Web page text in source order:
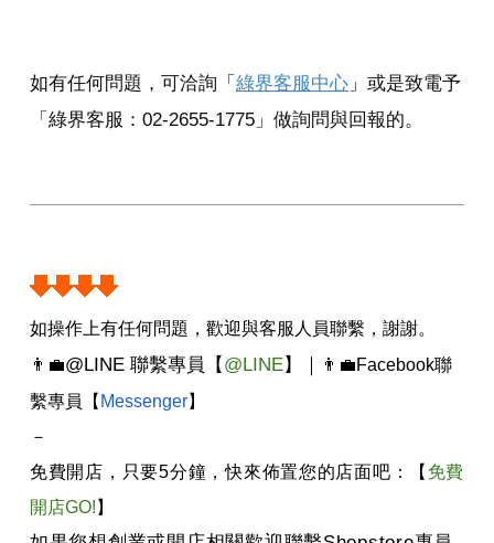
如有任何問題，可洽詢「 綠界客服中心 」或是致電予
「綠界客服：02-2655-1775」做詢問與回報的。
如操作上有任何問題，歡迎與客服人員聯繫，謝謝。
👨‍💼@LINE 聯繫專員 【 @LINE】 ｜ 👨‍💼Facebook聯
繫專員【 Messenger】
－
免費開店，只要5分鐘，快來佈置您的店面吧：【 免費
開店GO! 】